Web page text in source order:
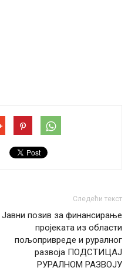
Следећи текст
Јавни позив за финансирање
пројеката из области
пољопривреде и руралног
развоја ПОДСТИЦАЈ
РУРАЛНОМ РАЗВОЈУ